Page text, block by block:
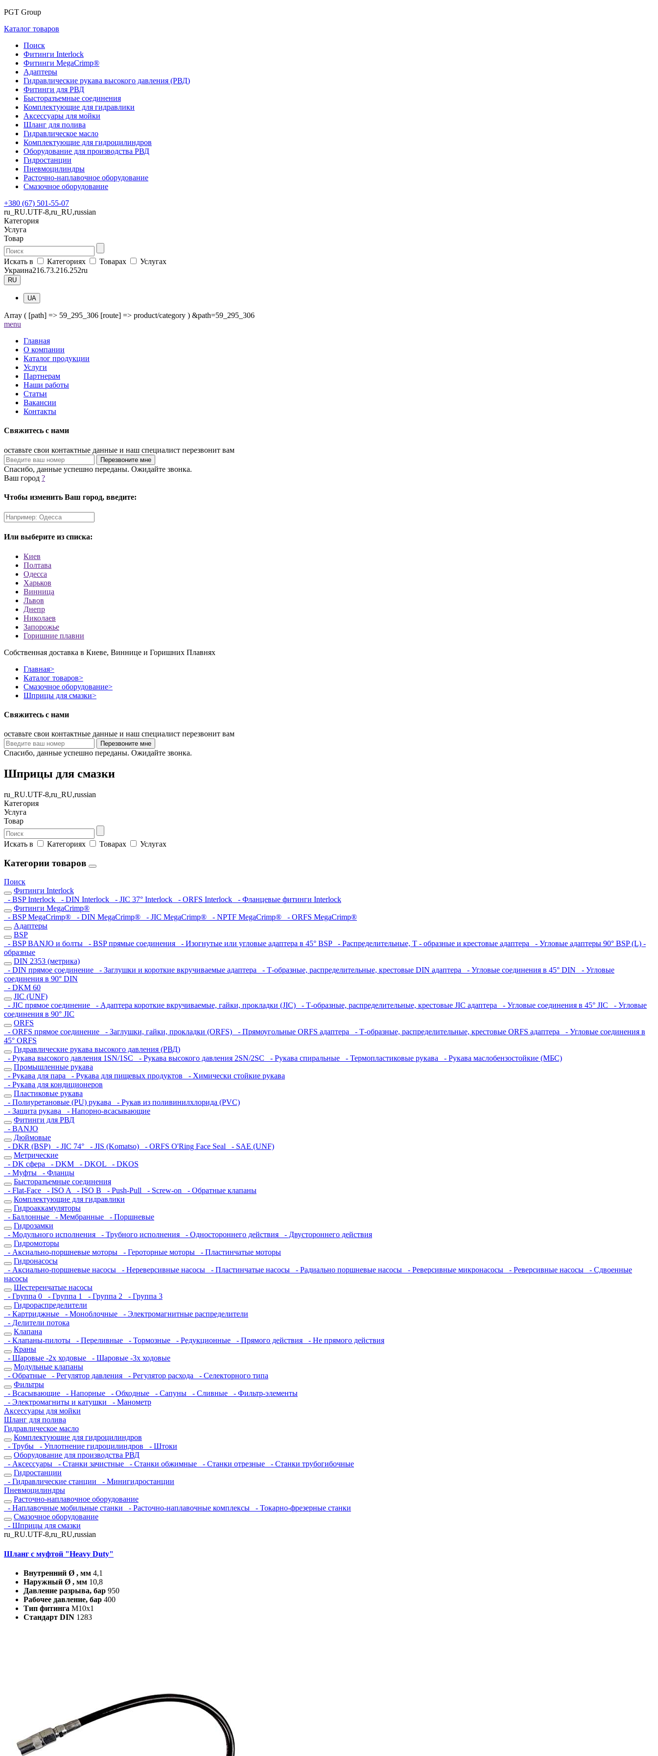
PGT Group
Каталог товаров
Поиск
Фитинги Interlock
Фитинги MegaCrimp®
Адаптеры
Гидравлические рукава высокого давления (РВД)
Фитинги для РВД
Бысторазъемные соединения
Комплектующие для гидравлики
Аксессуары для мойки
Шланг для полива
Гидравлическое масло
Комплектующие для гидроцилиндров
Оборудование для производства РВД
Гидростанции
Пневмоцилиндры
Расточно-наплавочное оборудование
Смазочное оборудование
+380 (67) 501-55-07
ru_RU.UTF-8,ru_RU,russian
Категория
Услуга
Товар
Искать в Категориях Товарах
Услугах
Украина216.73.216.252ru
RU
UA
Array ( [path] => 59_295_306 [route] => product/category ) &path=59_295_306
menu
Главная
О компании
Каталог продукции
Услуги
Партнерам
Наши работы
Статьи
Вакансии
Контакты
Свяжитесь с нами
оставьте свои контактные данные и наш специалист перезвонит вам
Спасибо, данные успешно переданы. Ожидайте звонка.
Ваш город ?
Чтобы изменить Ваш город, введите:
Или выберите из списка:
Киев
Полтава
Одесса
Харьков
Винница
Львов
Днепр
Николаев
Запорожье
Горишние плавни
Собственная доставка в Киеве, Виннице и Горишних Плавнях
Главная>
Каталог товаров>
Смазочное оборудование>
Шприцы для смазки>
Свяжитесь с нами
оставьте свои контактные данные и наш специалист перезвонит вам
Спасибо, данные успешно переданы. Ожидайте звонка.
Шприцы для смазки
ru_RU.UTF-8,ru_RU,russian
Категория
Услуга
Товар
Искать в Категориях Товарах Услугах
Категории товаров
Поиск
Фитинги Interlock
- BSP Interlock
- DIN Interlock - JIC 37° Interlock - ORFS Interlock
- Фланцевые фитинги Interlock
Фитинги MegaCrimp®
- BSP MegaCrimp®
- DIN MegaCrimp® - JIC MegaCrimp® - NPTF MegaCrimp®
- ORFS MegaCrimp®
Адаптеры
BSP
- BSP BANJO и болты
- BSP прямые соединения - Изогнутые или угловые адаптера в 45° BSP - Распределительные, Т - образные и крестовые адаптера
- Угловые адаптеры 90° BSP (L) -
образные
DIN 2353 (метрика)
- DIN прямое соединение
- Заглушки и короткие вкручиваемые адаптера - Т-образные, распределительные, крестовые DIN адаптера - Угловые соединения в 45° DIN
- Угловые
соединения в 90° DIN
- DKM 60
JIC (UNF)
- JIC прямое соединение
- Адаптера короткие вкручиваемые, гайки, прокладки (JIC) - Т-образные, распределительные, крестовые JIC адаптера - Угловые соединения в 45° JIC
- Угловые
соединения в 90° JIC
ORFS
- ORFS прямое соединение
- Заглушки, гайки, прокладки (ORFS) - Прямоугольные ORFS адаптера - Т-образные, распределительные, крестовые ORFS адаптера
- Угловые соединения в
45° ORFS
Гидравлические рукава высокого давления (РВД)
- Рукава высокого давления 1SN/1SC
- Рукава высокого давления 2SN/2SC - Рукава спиральные - Термопластиковые рукава
- Рукава маслобензостойкие (МБС)
Промышленные рукава
- Рукава для пара
- Рукава для пищевых продуктов
- Химически стойкие рукава
- Рукава для кондиционеров
Пластиковые рукава
- Полиуретановые (PU) рукава
- Рукав из поливинилхлорида (PVC)
- Защита рукава
- Напорно-всасывающие
Фитинги для РВД
- BANJO
Дюймовые
- DKR (BSP)
- JIC 74° - JIS (Komatso) - ORFS O'Ring Face Seal
- SAE (UNF)
Метрические
- DK сфера
- DKM - DKOL
- DKOS
- Муфты
- Фланцы
Бысторазъемные соединения
- Flat-Face
- ISO A - ISO B - Push-Pull - Screw-on
- Обратные клапаны
Комплектующие для гидравлики
Гидроаккамуляторы
- Баллонные
- Мембранные
- Поршневые
Гидрозамки
- Модульного исполнения
- Трубного исполнения - Одностороннего действия
- Двустороннего действия
Гидромоторы
- Аксиально-поршневые моторы
- Героторные моторы
- Пластинчатые моторы
Гидронасосы
- Аксиально-поршневые насосы
- Нереверсивные насосы - Пластинчатые насосы - Радиально поршневые насосы - Реверсивные микронасосы - Реверсивные насосы
- Сдвоенные
насосы
Шестеренчатые насосы
- Группа 0
- Группа 1 - Группа 2
- Группа 3
Гидрораспределители
- Картриджные
- Моноблочные
- Электромагнитные распределители
- Делители потока
Клапана
- Клапаны-пилоты
- Переливные - Тормозные - Редукционные - Прямого действия
- Не прямого действия
Краны
- Шаровые -2х ходовые
- Шаровые -3х ходовые
Модульные клапаны
- Обратные
- Регулятор давления - Регулятор расхода
- Селекторного типа
Фильтры
- Всасывающие
- Напорные - Обходные - Сапуны - Сливные
- Фильтр-элементы
- Электромагниты и катушки
- Манометр
Аксессуары для мойки
Шланг для полива
Гидравлическое масло
Комплектующие для гидроцилиндров
- Трубы
- Уплотнение гидроцилиндров
- Штоки
Оборудование для производства РВД
- Аксессуары
- Станки зачистные - Станки обжимные - Станки отрезные
- Станки трубогибочные
Гидростанции
- Гидравлические станции
- Минигидростанции
Пневмоцилиндры
Расточно-наплавочное оборудование
- Наплавочные мобильные станки
- Расточно-наплавочные комплексы
- Токарно-фрезерные станки
Смазочное оборудование
- Шприцы для смазки
ru_RU.UTF-8,ru_RU,russian
Шланг с муфтой "Heavy Duty"
Внутренний Ø , мм 4,1
Наружный Ø , мм 10,8
Давление разрыва, бар 950
Рабочее давление, бар 400
Тип фитинга M10x1
Стандарт DIN 1283